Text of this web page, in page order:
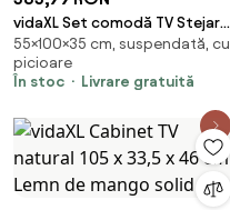
vidaXL Set comodă TV Stejar
Negru 100 x 35 x 55 cm Lemn
compozit
55×100×35 cm, suspendată, cu
picioare
În stoc
Livrare gratuită